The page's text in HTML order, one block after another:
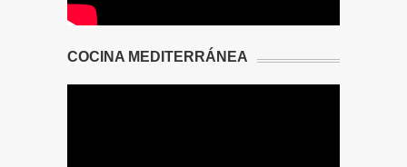
COCINA MEDITERRÁNEA